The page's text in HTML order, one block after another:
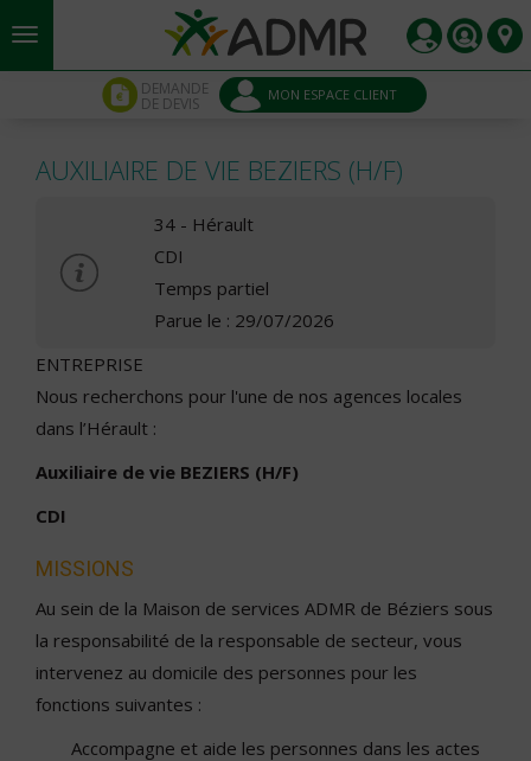
Aller au contenu principal
DEMANDE
DE DEVIS MON ESPACE CLIENT
AUXILIAIRE DE VIE BEZIERS (H/F)
34 - Hérault
CDI
Temps partiel
Parue le : 29/07/2026
ENTREPRISE
Nous recherchons pour l'une de nos agences locales
dans l’Hérault :
Auxiliaire de vie BEZIERS (H/F)
CDI
MISSIONS
Au sein de la Maison de services ADMR de Béziers sous
la responsabilité de la responsable de secteur, vous
intervenez au domicile des personnes pour les
fonctions suivantes :
Accompagne et aide les personnes dans les actes
Panneau de gestion des cookies